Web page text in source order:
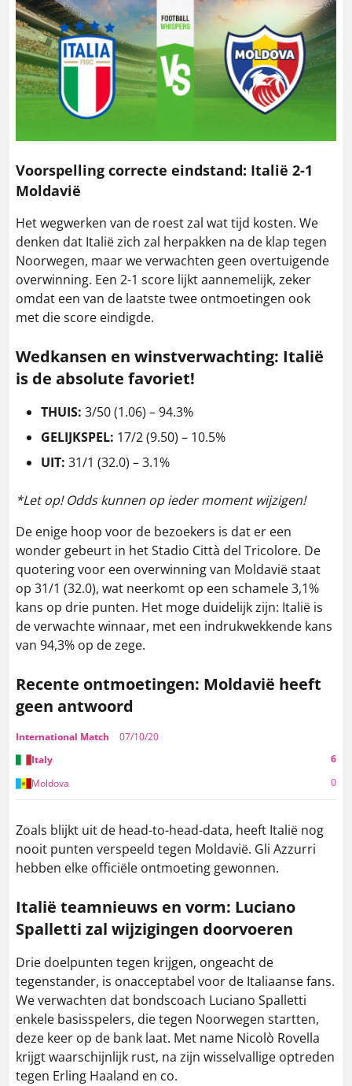
Voorspelling correcte eindstand: Italië 2-1
Moldavië
Het wegwerken van de roest zal wat tijd kosten. We
denken dat Italië zich zal herpakken na de klap tegen
Noorwegen, maar we verwachten geen overtuigende
overwinning. Een 2-1 score lijkt aannemelijk, zeker
omdat een van de laatste twee ontmoetingen ook
met die score eindigde.
Wedkansen en winstverwachting: Italië
is de absolute favoriet!
THUIS: 3/50 (1.06) – 94.3%
GELIJKSPEL: 17/2 (9.50) – 10.5%
UIT: 31/1 (32.0) – 3.1%
*Let op! Odds kunnen op ieder moment wijzigen!
De enige hoop voor de bezoekers is dat er een
wonder gebeurt in het Stadio Città del Tricolore. De
quotering voor een overwinning van Moldavië staat
op 31/1 (32.0), wat neerkomt op een schamele 3,1%
kans op drie punten. Het moge duidelijk zijn: Italië is
de verwachte winnaar, met een indrukwekkende kans
van 94,3% op de zege.
Recente ontmoetingen: Moldavië heeft
geen antwoord
International Match
07/10/20
Italy
6
Moldova
0
Zoals blijkt uit de head-to-head-data, heeft Italië nog
nooit punten verspeeld tegen Moldavië. Gli Azzurri
hebben elke officiële ontmoeting gewonnen.
Italië teamnieuws en vorm: Luciano
Spalletti zal wijzigingen doorvoeren
Drie doelpunten tegen krijgen, ongeacht de
tegenstander, is onacceptabel voor de Italiaanse fans.
We verwachten dat bondscoach Luciano Spalletti
enkele basisspelers, die tegen Noorwegen startten,
deze keer op de bank laat. Met name Nicolò Rovella
krijgt waarschijnlijk rust, na zijn wisselvallige optreden
tegen Erling Haaland en co.